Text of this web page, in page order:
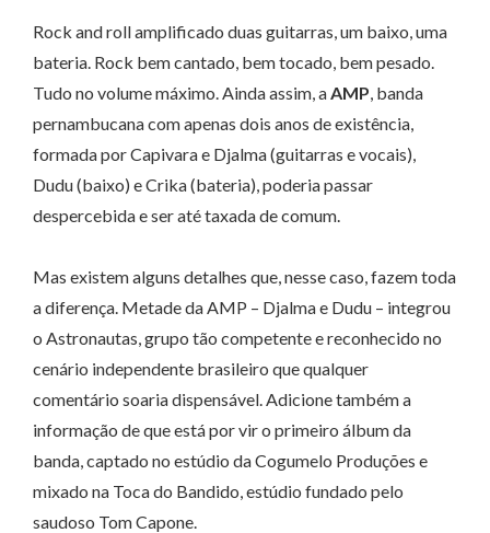
Rock and roll amplificado duas guitarras, um baixo, uma
bateria. Rock bem cantado, bem tocado, bem pesado.
Tudo no volume máximo. Ainda assim, aAMP, banda
pernambucana com apenas dois anos de existência,
formada por Capivara e Djalma (guitarras e vocais),
Dudu (baixo) e Crika (bateria), poderia passar
despercebida e ser até taxada de comum.
Mas existem alguns detalhes que, nesse caso, fazem toda
a diferença. Metade da AMP – Djalma e Dudu – integrou
o Astronautas, grupo tão competente e reconhecido no
cenário independente brasileiro que qualquer
comentário soaria dispensável. Adicione também a
informação de que está por vir o primeiro álbum da
banda, captado no estúdio da Cogumelo Produções e
mixado na Toca do Bandido, estúdio fundado pelo
saudoso Tom Capone.